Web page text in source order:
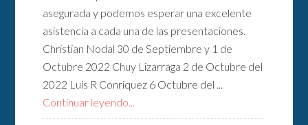
asegurada y podemos esperar una excelente
asistencia a cada una de las presentaciones.
Christian Nodal 30 de Septiembre y 1 de
Octubre 2022 Chuy Lizarraga 2 de Octubre del
2022 Luis R Conriquez 6 Octubre del ...
Continuar leyendo...